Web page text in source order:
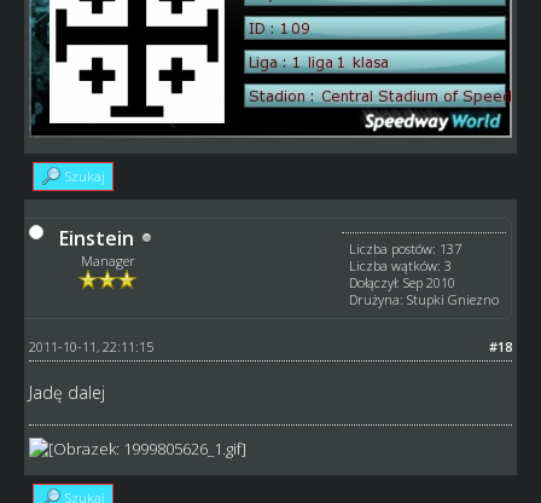
Szukaj
Einstein
Manager
Liczba postów: 137
Liczba wątków: 3
Dołączył: Sep 2010
Drużyna: Stupki Gniezno
#18
2011-10-11, 22:11:15
Jadę dalej
Szukaj